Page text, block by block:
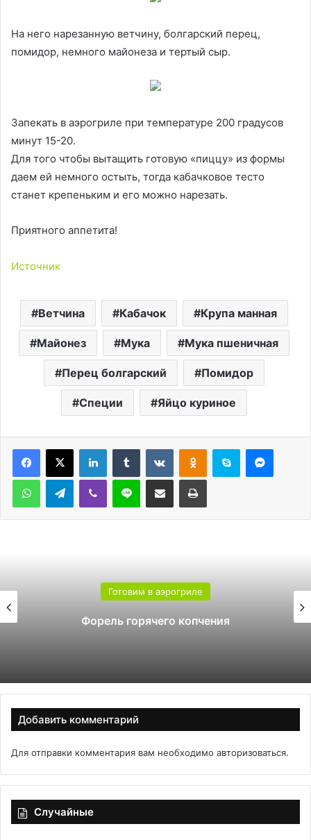
На него нарезанную ветчину, болгарский перец,
помидор, немного майонеза и тертый сыр.
Запекать в аэрогриле при температуре 200 градусов
минут 15-20.
Для того чтобы вытащить готовую «пиццу» из формы
даем ей немного остыть, тогда кабачковое тесто
станет крепеньким и его можно нарезать.
Приятного аппетита!
Источник
Ветчина Кабачок Крупа манная
Майонез Мука Мука пшеничная
Перец болгарский Помидор
Специи Яйцо куриное
LinkedInTumblr ВконтактеОдноклассники
Skype
WhatsAppTelegramViber Line Поделиться через электронную почту Печатать
Готовим в аэрогриле
Форель горячего копчения
Добавить комментарий
Для отправки комментария вам необходимо авторизоваться.
Случайные